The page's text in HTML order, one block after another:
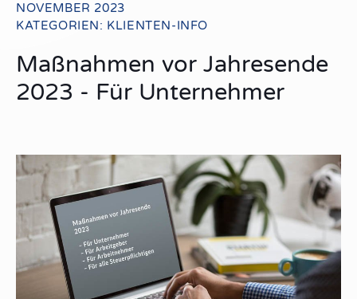
NOVEMBER 2023
KATEGORIEN: KLIENTEN-INFO
Maßnahmen vor Jahresende
2023 - Für Unternehmer